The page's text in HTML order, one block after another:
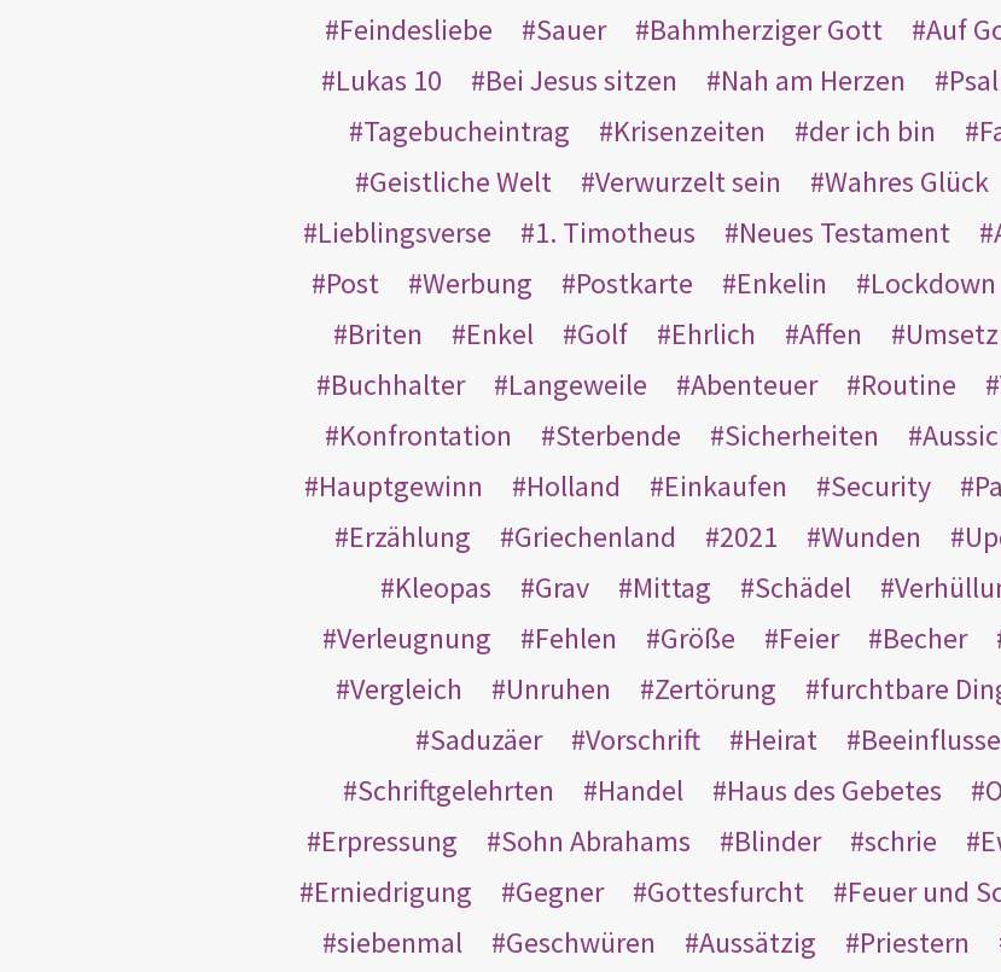
Feindesliebe
Sauer Bahmherziger Gott Auf
Lukas 10
Bei Jesus sitzen Nah am Herzen
Tagebucheintrag
Krisenzeiten der ich bin
Geistliche Welt
Verwurzelt sein Wahres Glück
Lieblingsverse
1. Timotheus Neues Testament
Post
Werbung Postkarte Enkelin Lockdown
Briten
Enkel Golf Ehrlich Affen
Buchhalter
Langeweile Abenteuer Routine
Konfrontation
Sterbende Sicherheiten
Hauptgewinn
Holland Einkaufen Security
Erzählung
Griechenland 2021 Wunden
Kleopas
Grav Mittag Schädel
Verleugnung
Fehlen Größe Feier Becher
Vergleich
Unruhen Zertörung furchtbare
Saduzäer
Vorschrift Heirat
Schriftgelehrten
Handel Haus des Gebetes
Erpressung
Sohn Abrahams Blinder schrie
Erniedrigung
Gegner Gottesfurcht Feuer und
siebenmal
Geschwüren Aussätzig Priestern